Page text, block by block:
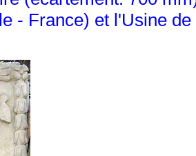
- France) et l'Usine